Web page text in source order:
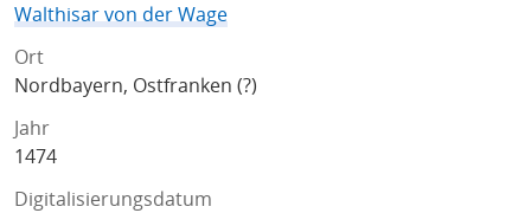
Walthisar von der Wage
Ort
Nordbayern, Ostfranken (?)
Jahr
1474
Digitalisierungsdatum